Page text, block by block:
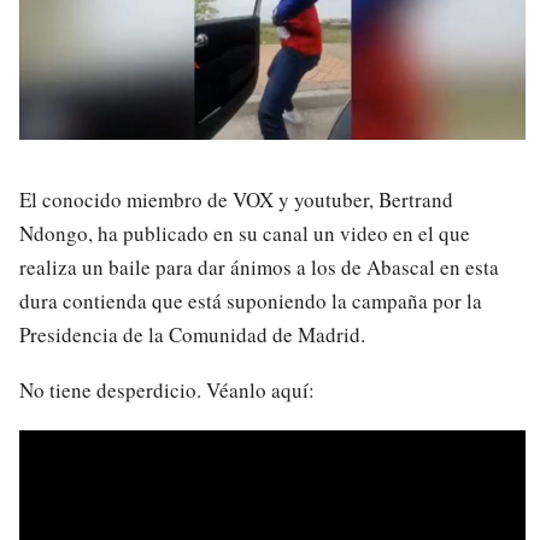
El conocido miembro de VOX y youtuber, Bertrand
Ndongo, ha publicado en su canal un video en el que
realiza un baile para dar ánimos a los de Abascal en esta
dura contienda que está suponiendo la campaña por la
Presidencia de la Comunidad de Madrid.
No tiene desperdicio. Véanlo aquí: